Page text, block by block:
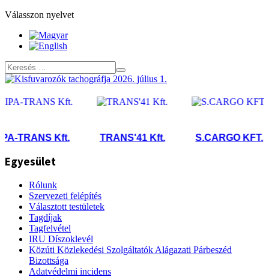
Válasszon nyelvet
TRANS Kft. TRANS'41 Kft. S.CARGO KFT.
Egyesület
Rólunk
Szervezeti felépítés
Választott testületek
Tagdíjak
Tagfelvétel
IRU Díszoklevél
Közúti Közlekedési Szolgáltatók Alágazati Párbeszéd
Bizottsága
Adatvédelmi incidens